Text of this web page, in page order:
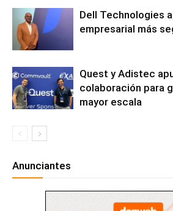
Dell Technologies
empresarial más
Quest y Adistec
colaboración para
mayor escala
Anunciantes